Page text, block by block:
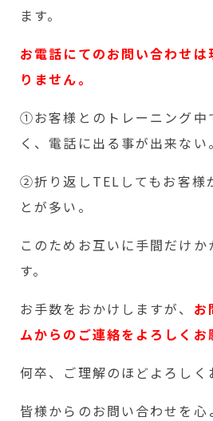
ます。
お電話にてのお問い合わせ
りません。
①お客様とのトレーニング中
く、電話に出る事が出来ない。
②折り返しTELしてもお客様
とが多い。
このためお互いに手間だけ
す。
お手数をおかけしますが、 お
ムからのご連絡をよろしくお
何卒、ご理解のほどよろしく
皆様からのお問い合わせを心